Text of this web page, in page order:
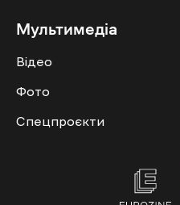
Мультимедіа
Відео
Фото
Спецпроєкти